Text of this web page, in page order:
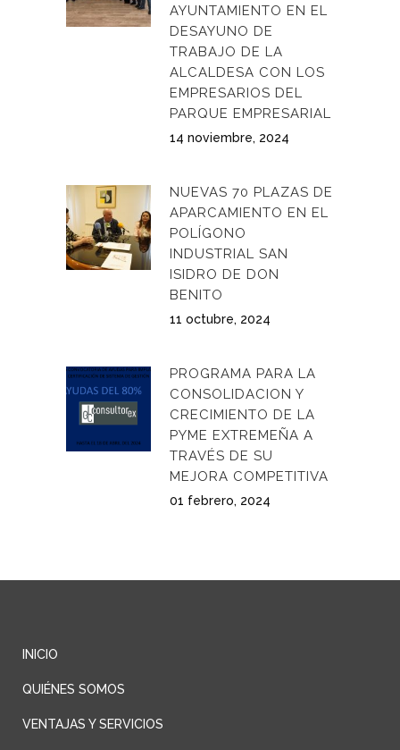
AYUNTAMIENTO EN EL
DESAYUNO DE
TRABAJO DE LA
ALCALDESA CON LOS
EMPRESARIOS DEL
PARQUE EMPRESARIAL
14 noviembre, 2024
NUEVAS 70 PLAZAS DE
APARCAMIENTO EN EL
POLÍGONO
INDUSTRIAL SAN
ISIDRO DE DON
BENITO
11 octubre, 2024
PROGRAMA PARA LA
CONSOLIDACION Y
CRECIMIENTO DE LA
PYME EXTREMEÑA A
TRAVÉS DE SU
MEJORA COMPETITIVA
01 febrero, 2024
INICIO
QUIÉNES SOMOS
VENTAJAS Y SERVICIOS